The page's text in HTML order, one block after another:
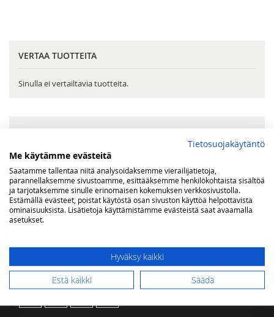
VERTAA TUOTTEITA
Sinulla ei vertailtavia tuotteita.
OMA TOIVELISTA
Sinulla ei ole tuotteita toivelistallasi.
Kaasuvalon some
Tietosuojakäytäntö
Me käytämme evästeitä
Saatamme tallentaa niitä analysoidaksemme vierailijatietoja,
parannellaksemme sivustoamme, esittääksemme henkilökohtaista sisältöä
ja tarjotaksemme sinulle erinomaisen kokemuksen verkkosivustolla.
Estämällä evästeet, poistat käytöstä osan sivuston käyttöä helpottavista
ominaisuuksista. Lisätietoja käyttämistämme evästeistä saat avaamalla
asetukset.
Hyväksy kaikki
Estä kaikki
Säädä